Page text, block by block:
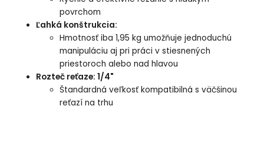
povrchom
Ľahká konštrukcia:
Hmotnosť iba 1,95 kg umožňuje jednoduchú
manipuláciu aj pri práci v stiesnených
priestoroch alebo nad hlavou
Rozteč reťaze: 1/4"
Štandardná veľkosť kompatibilná s väčšinou
reťazí na trhu